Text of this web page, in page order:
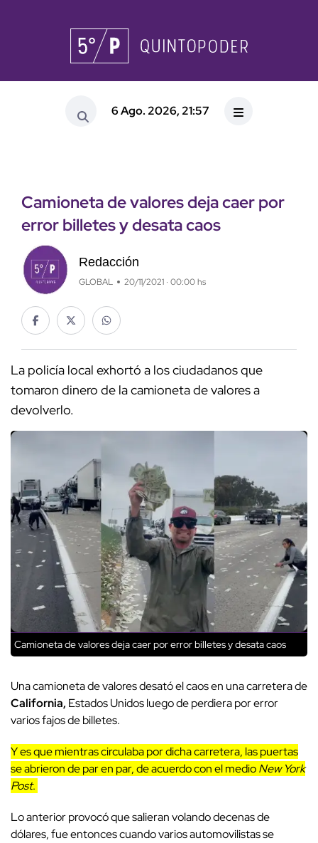
6 Ago. 2026, 21:57
Camioneta de valores deja caer por
error billetes y desata caos
Redacción
GLOBAL 20/11/2021 · 00:00 hs
La policía local exhortó a los ciudadanos que
tomaron dinero de la camioneta de valores a
devolverlo.
Camioneta de valores deja caer por error billetes y desata caos
Una camioneta de valores desató el caos en una carretera de
California, Estados Unidosluego de perdiera por error
varios fajos de billetes.
Y es que mientras circulaba por dicha carretera, las puertas
se abrieron de par en par, de acuerdo con el medioNew York
Post.
Lo anterior provocó que salieran volando decenas de
dólares, fue entonces cuando varios automovilistas se